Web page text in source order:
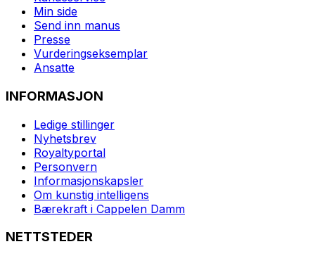
Min side
Send inn manus
Presse
Vurderingseksemplar
Ansatte
INFORMASJON
Ledige stillinger
Nyhetsbrev
Royaltyportal
Personvern
Informasjonskapsler
Om kunstig intelligens
Bærekraft i Cappelen Damm
NETTSTEDER